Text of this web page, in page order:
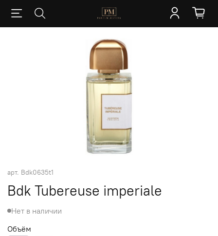
арт. Bdk0635t1
Bdk Tubereuse imperiale
Нет в наличии
Объём